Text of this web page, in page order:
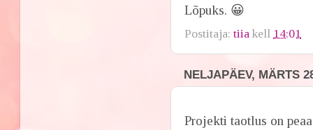
Lõpuks. 😀
Postitaja:tiia kell 14:01
NELJAPÄEV, MÄRTS
Projekti taotlus on